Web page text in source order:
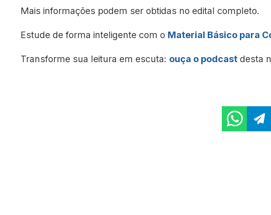
Mais informações podem ser obtidas no edital completo.
Estude de forma inteligente com o Material Básico para
Transforme sua leitura em escuta: ouça o podcast desta